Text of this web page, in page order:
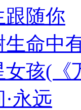
跟随你
生命中
女孩(《
永远